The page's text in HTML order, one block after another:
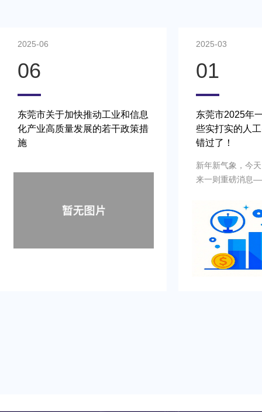
06
莞市关于加快推动工业和信息
产业高质量发展的若干政策措
2025-03
01
东莞市2025年一号
些实打实的人工智
错过了！
新年新气象，今天，我
来一则重磅消息——东
莞未来的发展指明了方
无数机遇与利好，与每
业乃至整个城市的发展
下来，就让我们一起解
号文”的核心内容！